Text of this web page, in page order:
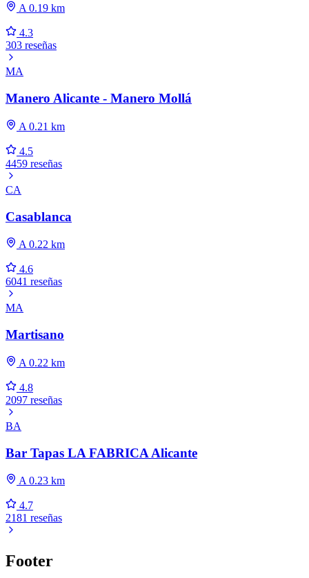
A 0.19 km
4.3
303 reseñas
MA
Manero Alicante - Manero Mollá
A 0.21 km
4.5
4459 reseñas
CA
Casablanca
A 0.22 km
4.6
6041 reseñas
MA
Martisano
A 0.22 km
4.8
2097 reseñas
BA
Bar Tapas LA FABRICA Alicante
A 0.23 km
4.7
2181 reseñas
Footer